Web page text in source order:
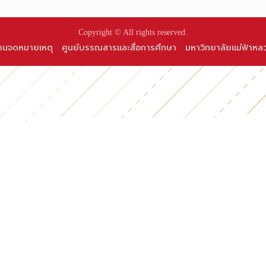
Copyright © All rights reserved.
นจดหมายเหตุ ศูนย์บรรณสารและสื่อการศึกษา มหาวิทยาลัยแม่ฟ้าหล